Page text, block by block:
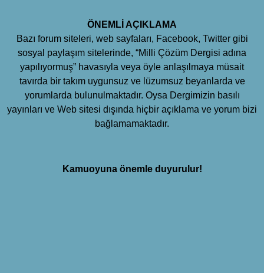
ÖNEMLİ AÇIKLAMA
Bazı forum siteleri, web sayfaları, Facebook, Twitter gibi
sosyal paylaşım sitelerinde, “Milli Çözüm Dergisi adına
yapılıyormuş” havasıyla veya öyle anlaşılmaya müsait
tavırda bir takım uygunsuz ve lüzumsuz beyanlarda ve
yorumlarda bulunulmaktadır. Oysa Dergimizin basılı
yayınları ve Web sitesi dışında hiçbir açıklama ve yorum bizi
bağlamamaktadır.
Kamuoyuna önemle duyurulur!